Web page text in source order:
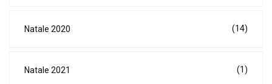
Natale 2020 (14)
Natale 2021 (1)